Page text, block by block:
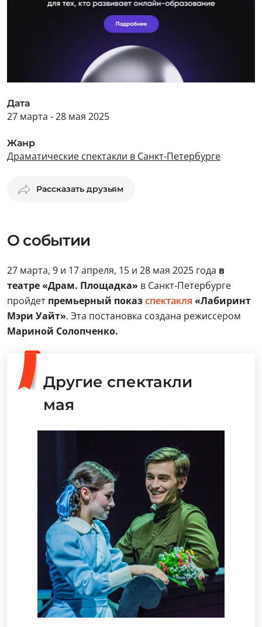
Дата
27 марта - 28 мая 2025
Жанр
Драматические спектакли в Санкт-Петербурге
Рассказать друзьям
О событии
27 марта, 9 и 17 апреля, 15 и 28 мая 2025 года в
театре «Драм. Площадка» в Санкт-Петербурге
пройдет премьерный показспектакля «Лабиринт
Мэри Уайт». Эта постановка создана режиссером
Мариной Солопченко.
Другие спектакли
мая